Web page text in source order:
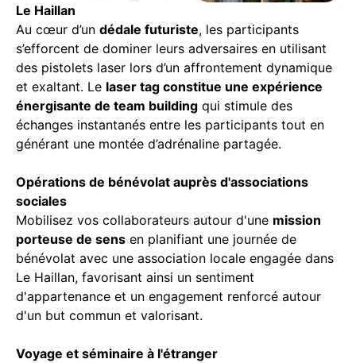
Le Haillan
Au cœur d’un dédale futuriste, les participants
s’efforcent de dominer leurs adversaires en utilisant
des pistolets laser lors d’un affrontement dynamique
et exaltant. Le laser tag constitue une expérience
énergisante de team building qui stimule des
échanges instantanés entre les participants tout en
générant une montée d’adrénaline partagée.
Opérations de bénévolat auprès d'associations
sociales
Mobilisez vos collaborateurs autour d'une mission
porteuse de sens en planifiant une journée de
bénévolat avec une association locale engagée dans
Le Haillan, favorisant ainsi un sentiment
d'appartenance et un engagement renforcé autour
d'un but commun et valorisant.
Voyage et séminaire à l'étranger